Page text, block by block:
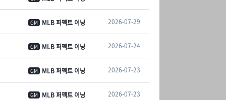
GM MLB 퍼펙트 이닝 2026-07-29
GM MLB 퍼펙트 이닝 2026-07-24
GM MLB 퍼펙트 이닝 2026-07-23
GM MLB 퍼펙트 이닝 2026-07-23